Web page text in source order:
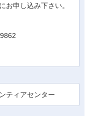
お申し込み下さい。
ティアセンター